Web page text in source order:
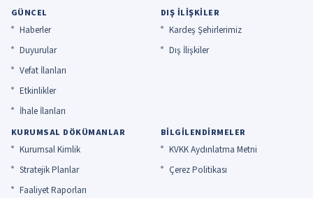
GÜNCEL
Haberler
Duyurular
Vefat İlanları
Etkinlikler
İhale İlanları
DIŞ İLIŞKILER
Kardeş Şehirlerimiz
Dış İlişkiler
KURUMSAL DÖKÜMANLAR
Kurumsal Kimlik
Stratejik Planlar
Faaliyet Raporları
BILGILENDIRMELER
KVKK Aydınlatma Metni
Çerez Politikası